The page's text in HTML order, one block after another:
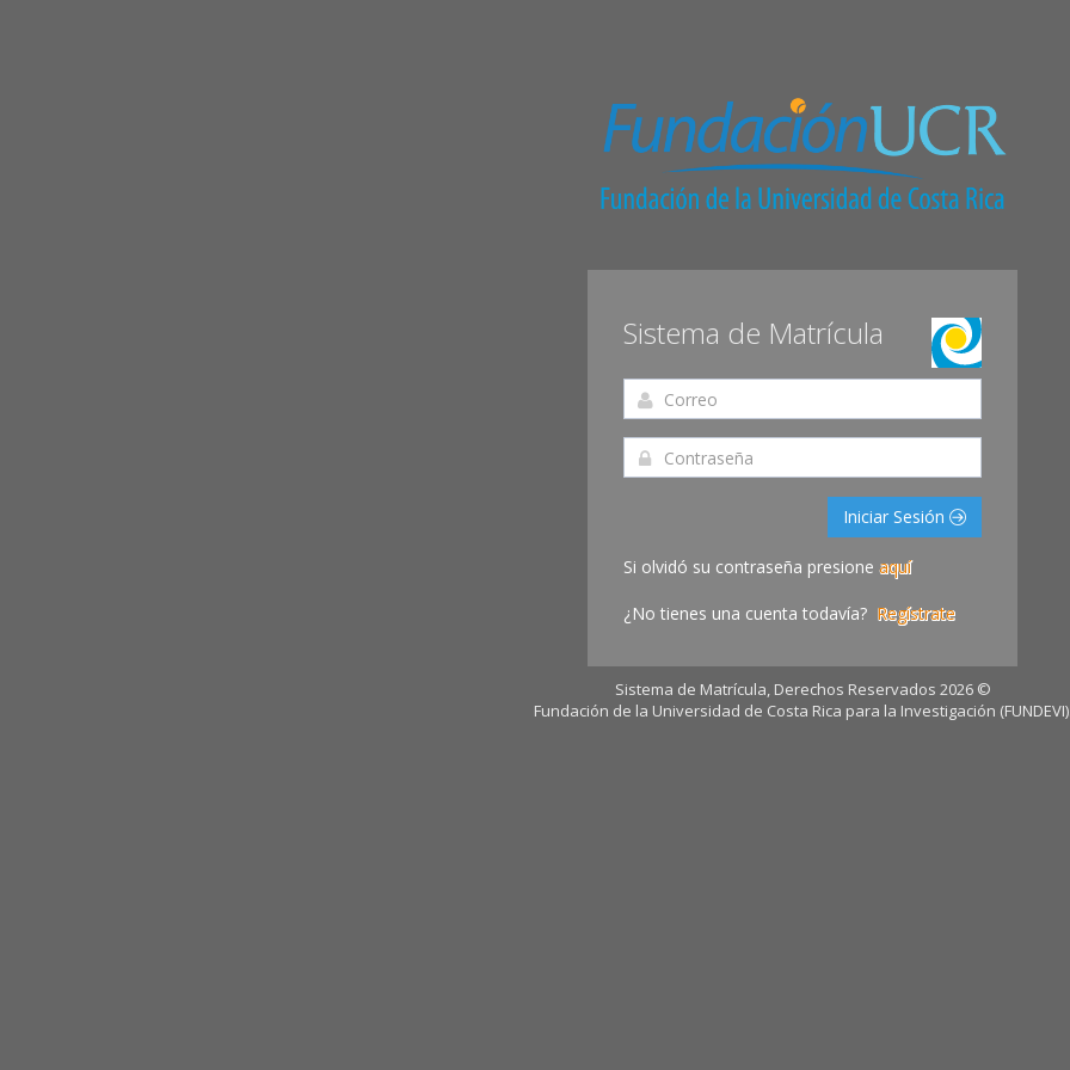
Sistema de Matrícula
Iniciar Sesión
Si olvidó su contraseña presione aquí
¿No tienes una cuenta todavía? Regístrate
Sistema de Matrícula, Derechos Reservados 2026 ©
Fundación de la Universidad de Costa Rica para la Investigación